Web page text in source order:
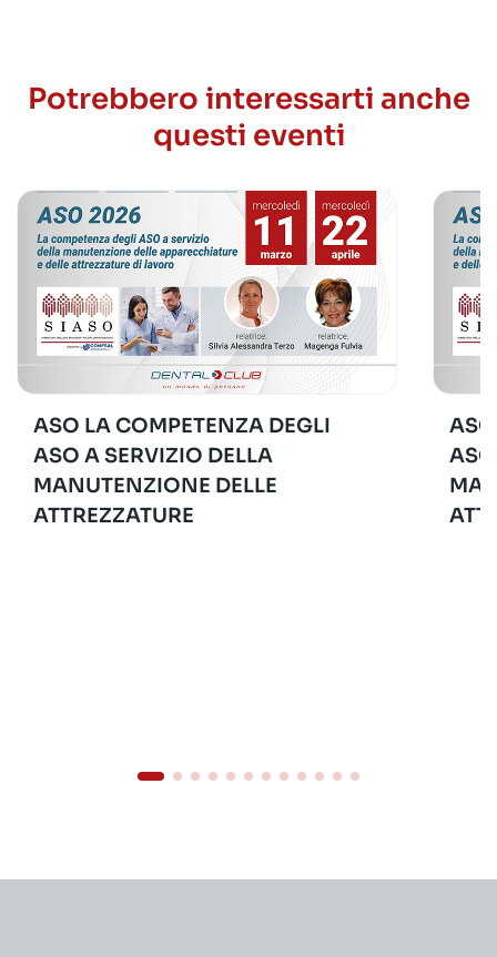
Potrebbero interessarti anche
questi eventi
ASO LA COMPETENZA DEGLI
ASO A SERVIZIO DELLA
MANUTENZIONE DELLE
ATTREZZATURE